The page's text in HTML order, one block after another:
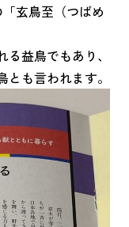
玄鳥至（つばめ
益鳥でもあり、
も言われます。